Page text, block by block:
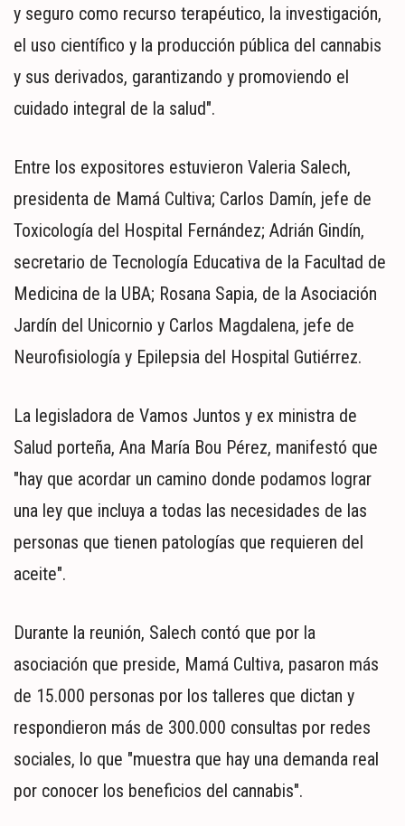
y seguro como recurso terapéutico, la investigación,
el uso científico y la producción pública del cannabis
y sus derivados, garantizando y promoviendo el
cuidado integral de la salud".
Entre los expositores estuvieron Valeria Salech,
presidenta de Mamá Cultiva; Carlos Damín, jefe de
Toxicología del Hospital Fernández; Adrián Gindín,
secretario de Tecnología Educativa de la Facultad de
Medicina de la UBA; Rosana Sapia, de la Asociación
Jardín del Unicornio y Carlos Magdalena, jefe de
Neurofisiología y Epilepsia del Hospital Gutiérrez.
La legisladora de Vamos Juntos y ex ministra de
Salud porteña, Ana María Bou Pérez, manifestó que
"hay que acordar un camino donde podamos lograr
una ley que incluya a todas las necesidades de las
personas que tienen patologías que requieren del
aceite".
Durante la reunión, Salech contó que por la
asociación que preside, Mamá Cultiva, pasaron más
de 15.000 personas por los talleres que dictan y
respondieron más de 300.000 consultas por redes
sociales, lo que "muestra que hay una demanda real
por conocer los beneficios del cannabis".